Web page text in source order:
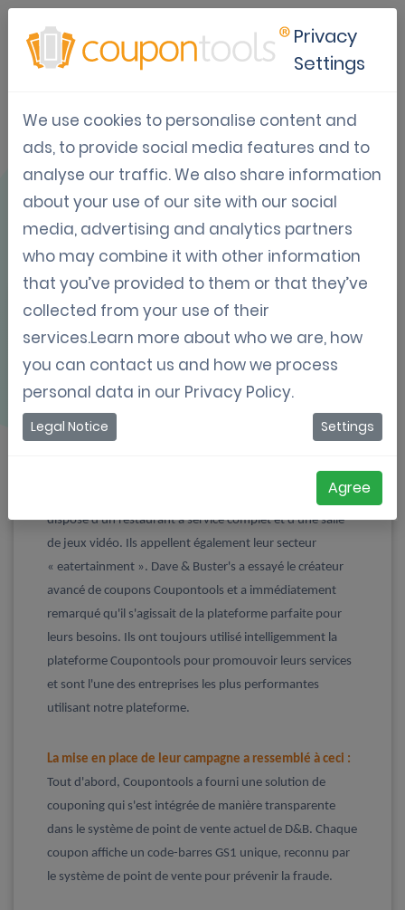
Cas d'utilisation :
Dave & Buster's
Dave & Buster's (D&B) est une chaîne de restaurants et
enseignes aux États-Unis et au Canada, et d'autres
dispose d'un restaurant à service complet et d'une salle
de jeux vidéo. Ils appellent également leur secteur
« eatertainment ». Dave & Buster's a essayé le créateur
avancé de coupons Coupontools et a immédiatement
remarqué qu'il s'agissait de la plateforme parfaite pour
leurs besoins. Ils ont toujours utilisé intelligemment la
plateforme Coupontools pour promouvoir leurs services
et sont l'une des entreprises les plus performantes
utilisant notre plateforme.
La mise en place de leur campagne a ressemblé à ceci :
Tout d'abord, Coupontools a fourni une solution de
couponing qui s'est intégrée de manière transparente
dans le système de point de vente actuel de D&B. Chaque
coupon affiche un code-barres GS1 unique, reconnu par
le système de point de vente pour prévenir la fraude.
Privacy
Settings
We use cookies to personalise content and
ads, to provide social media features and to
analyse our traffic. We also share information
about your use of our site with our social
media, advertising and analytics partners
who may combine it with other information
that you’ve provided to them or that they’ve
collected from your use of their
services.Learn more about who we are, how
you can contact us and how we process
personal data in our Privacy Policy.
Legal Notice Settings
Agree